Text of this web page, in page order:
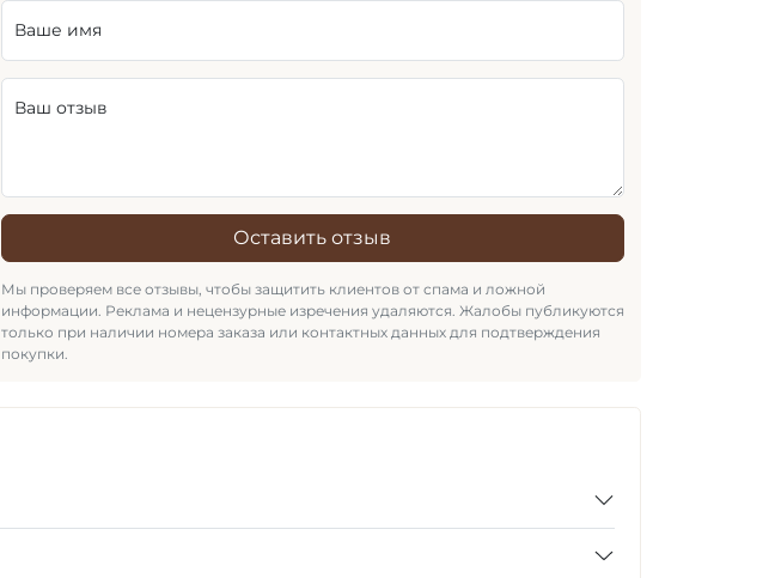
Ваше имя
Ваш отзыв
Оставить отзыв
Мы проверяем все отзывы, чтобы защитить клиентов от спама и ложной
информации. Реклама и нецензурные изречения удаляются. Жалобы публикуются
только при наличии номера заказа или контактных данных для подтверждения
покупки.